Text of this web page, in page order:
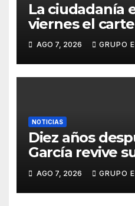
La ciudadanía
viernes el
de Las Palmas
Canaria 2027
retransmitida
Canaria
AGO 7, 2026 GRUPO
NOTICIAS
Diez años
García revive
carnavalero en
presentación
la Rambla
AGO 7, 2026 GRUPO